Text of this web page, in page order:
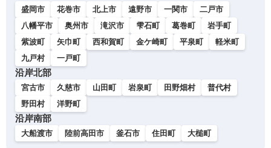
盛岡市 花巻市 北上市 遠野市 一関市
二戸市
八幡平市
奥州市 滝沢市 雫石町 葛巻町
岩手町
紫波町
矢巾町 西和賀町 金ケ崎町 平泉町
軽米町
九戸村
一戸町
沿岸北部
宮古市 久慈市 山田町 岩泉町 田野畑村
普代村
野田村
洋野町
沿岸南部
大船渡市 陸前高田市 釜石市 住田町 大槌町